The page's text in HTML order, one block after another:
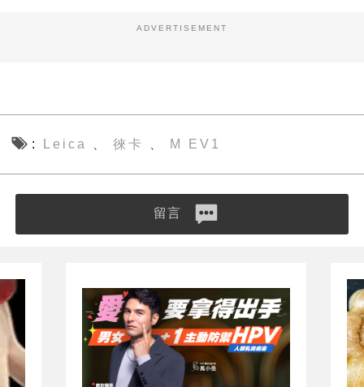
ADVERTISEMENT
Leica 徠卡 M EV1
留言